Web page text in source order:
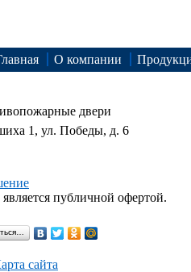
О компании
двери
1, ул. Победы, д. 6
публичной офертой.
сайта